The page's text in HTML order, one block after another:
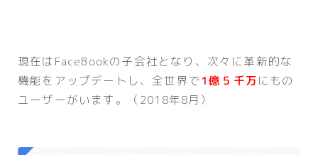
現在はFaceBookの子会社となり、次々に革新的な
機能をアップデートし、全世界で1億５千万にもの
ユーザーがいます。（2018年8月）